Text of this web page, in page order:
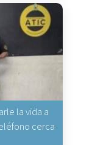
la vida a
cerca